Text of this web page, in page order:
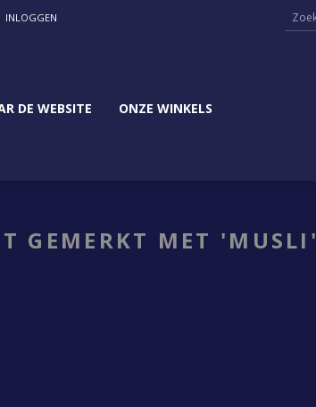
INLOGGEN
DE WEBSITE ONZE WINKELS
GEMERKT MET 'MUSLI'